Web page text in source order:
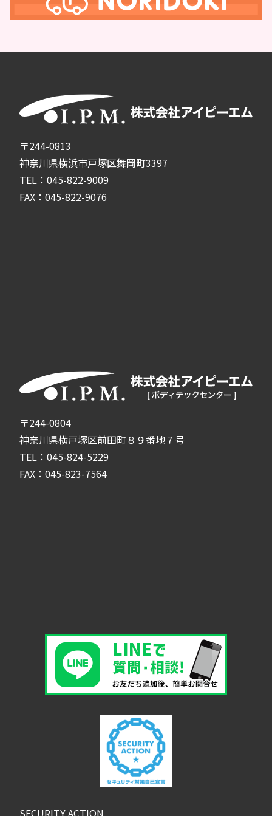
〒244-0813
神奈川県横浜市戸塚区舞岡町3397
TEL：045-822-9009
FAX：045-822-9076
〒244-0804
神奈川県横戸塚区前田町８９番地７号
TEL：045-824-5229
FAX：045-823-7564
SECURITY ACTION